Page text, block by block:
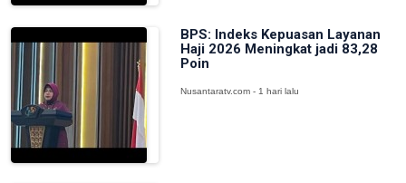
BPS: Indeks Kepuasan Layanan
Haji 2026 Meningkat jadi 83,28
Poin
Nusantaratv.com - 1 hari lalu